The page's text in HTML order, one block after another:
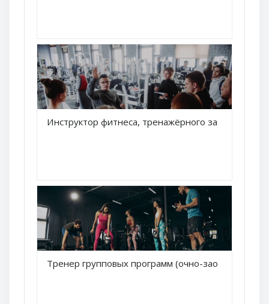
Краткое название курса
Инструктор фитнеса, тренажёрного зала (онлайн)
Краткое название курса
Тренер групповых программ (очно-заочный)